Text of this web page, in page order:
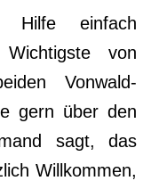
einfach
von
Vonwald-
gern über den
sagt, das
Willkommen,